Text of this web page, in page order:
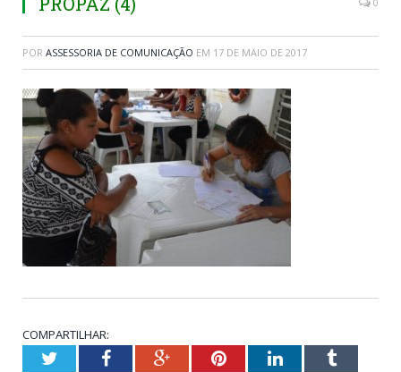
POR ASSESSORIA DE COMUNICAÇÃO EM 17 DE MAIO DE 2017
COMPARTILHAR:
TwitterFacebookGoogle+PinterestLinkedInTumblr